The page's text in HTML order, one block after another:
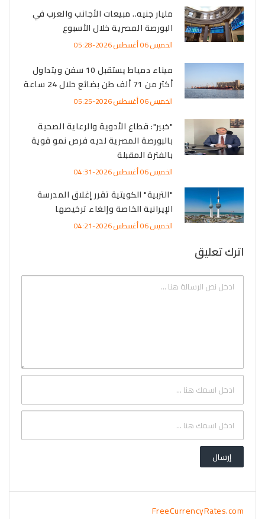
مليار جنيه.. مبيعات الأجانب والعرب في
البورصة المصرية خلال الأسبوع
الخميس 06 أغسطس 2026-05:28
ميناء دمياط يستقبل 10 سفن ويتداول
أكثر من 71 ألف طن بضائع خلال 24 ساعة
الخميس 06 أغسطس 2026-05:25
"خبير": قطاع الأدوية والرعاية الصحية
بالبورصة المصرية لديه فرص نمو قوية
بالفترة المقبلة
الخميس 06 أغسطس 2026-04:31
"التربية" الكويتية تقرر إغلاق المدرسة
الإيرانية الخاصة وإلغاء ترخيصها
الخميس 06 أغسطس 2026-04:21
اترك تعليق
FreeCurrencyRates.com